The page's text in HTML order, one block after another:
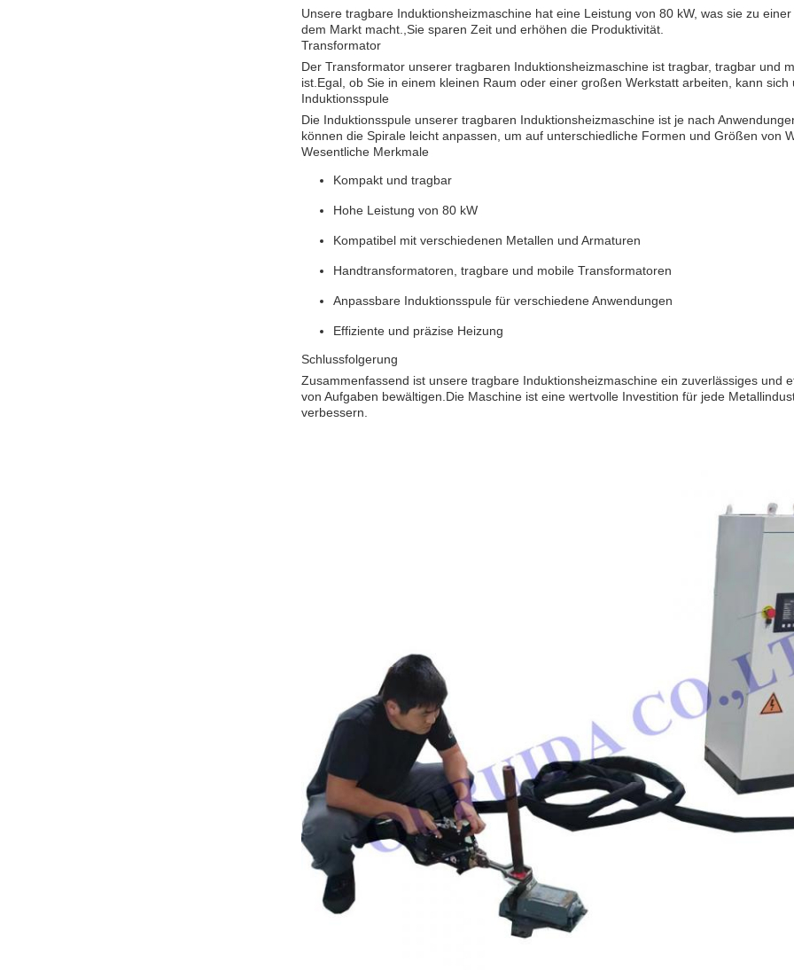
Unsere tragbare Induktionsheizmaschine hat eine Leistung von 80 kW, was sie zu
dem Markt macht.,Sie sparen Zeit und erhöhen die Produktivität.
Transformator
Der Transformator unserer tragbaren Induktionsheizmaschine ist tragbar, tragbar und
ist.Egal, ob Sie in einem kleinen Raum oder einer großen Werkstatt arbeiten, kann
Induktionsspule
Die Induktionsspule unserer tragbaren Induktionsheizmaschine ist je nach
können die Spirale leicht anpassen, um auf unterschiedliche Formen und Größen von
Wesentliche Merkmale
Kompakt und tragbar
Hohe Leistung von 80 kW
Kompatibel mit verschiedenen Metallen und Armaturen
Handtransformatoren, tragbare und mobile Transformatoren
Anpassbare Induktionsspule für verschiedene Anwendungen
Effiziente und präzise Heizung
Schlussfolgerung
Zusammenfassend ist unsere tragbare Induktionsheizmaschine ein zuverlässiges und
von Aufgaben bewältigen.Die Maschine ist eine wertvolle Investition für jede
verbessern.